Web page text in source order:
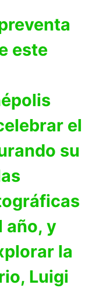
este
el
su
año, y
la
Luigi